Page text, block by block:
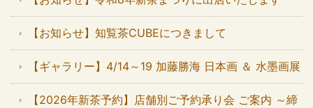
【お知らせ】知覧茶CUBEにつきまして
【ギャラリー】4/14～19 加藤勝海 日本画 ＆ 水墨画展
【2026年新茶予約】店舗別ご予約承り会 ご案内 ～締